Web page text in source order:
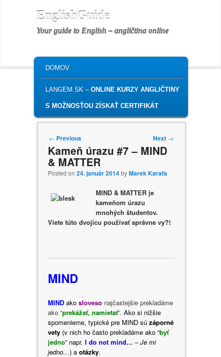
EnglishGuide
Your guide to English – angličtina online
SKIP TO PRIMARY CONTENT
SKIP TO SECONDARY CONTENT
DOMOV
LANGEM.SK –ONLINE KURZY ANGLIČTINY
S MOŽNOSŤOU ZÍSKAŤ CERTIFIKÁT
Post navigation
← Previous Next →
Kameň úrazu #7 – MIND
& MATTER
Posted on 24. január 2014byMarek Karafa
MIND & MATTER je
kameňom úrazu
mnohých študentov.
Viete túto dvojicu používať správne vy?!
MIND
MIND ako slovesonajčastejšie prekladáme
ako “prekážať, namietať“. Ako si nižšie
spomenieme, typické pre MIND sú záporné
vety(v nich ho často prekladáme ako “byť
jedno” napr. I do not mind… –Je mi
jedno…) a otázky.